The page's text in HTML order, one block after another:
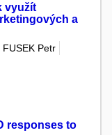
využít
a
FUSEK Petr
responses to